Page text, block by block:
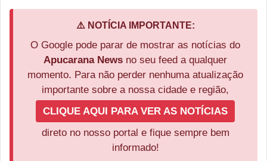
⚠️ NOTÍCIA IMPORTANTE:
O Google pode parar de mostrar as notícias do
Apucarana News no seu feed a qualquer
momento. Para não perder nenhuma atualização
importante sobre a nossa cidade e região,
CLIQUE AQUI PARA VER AS NOTÍCIAS
direto no nosso portal e fique sempre bem
informado!